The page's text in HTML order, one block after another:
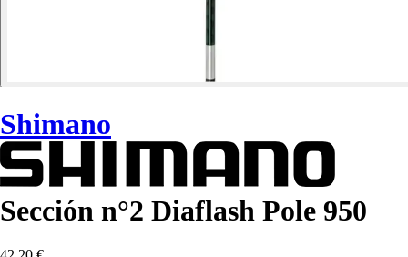
Shimano
Sección n°2 Diaflash Pole 950